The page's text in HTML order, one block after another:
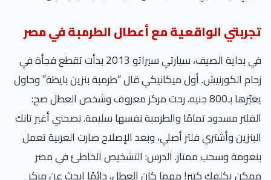
الواقعية مع أعطال الطرمبة في مصر
في بداية الصيف، سيارتي سيراتو 2013 بدأت تقطع فجأة في
الكورنيش. أول ميكانيكي قال “طرمبة بنزين بايظة” وحاول
يغيّرها بـ800 جنيه. رحت مركز معروف وشخص العطل صح:
مسدود تمامًا والطرمبة نفسها سليمة. نصحني أغير تانك
وأشتري فلتر أصلي، وبعد الإصلاح صارت العربية تعمل
وسحب ممتاز. الدرس: التشخيص الخاطئ في مصر
يكلفك كتير! مهما كان العطل، دائمًا ابحث عن مركز